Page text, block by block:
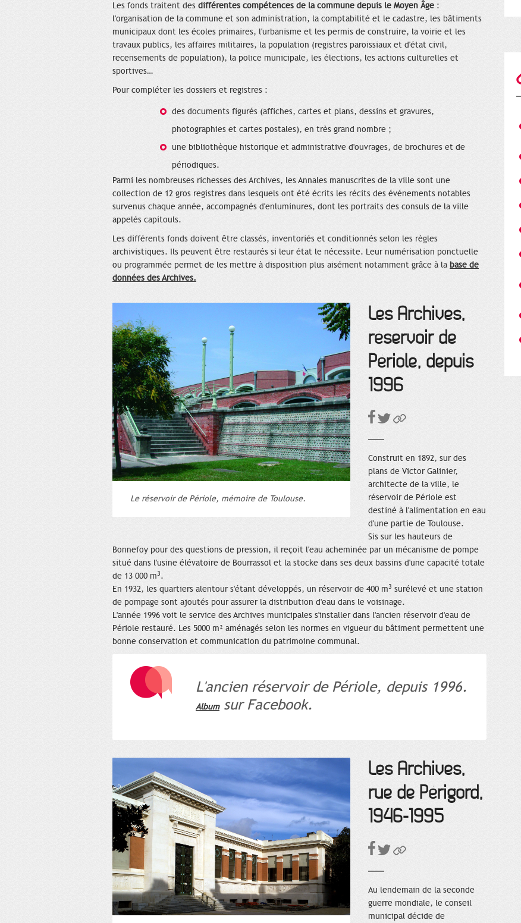
Les fonds traitent des différentes compétences de la commune depuis le Moyen Âge :
l'organisation de la commune et son administration, la comptabilité et le cadastre, les bâtiments
municipaux dont les écoles primaires, l'urbanisme et les permis de construire, la voirie et les
travaux publics, les affaires militaires, la population (registres paroissiaux et d'état civil,
recensements de population), la police municipale, les élections, les actions culturelles et
sportives…
Pour compléter les dossiers et registres :
des documents figurés (affiches, cartes et plans, dessins et gravures,
photographies et cartes postales), en très grand nombre ;
une bibliothèque historique et administrative d'ouvrages, de brochures et de
périodiques.
Parmi les nombreuses richesses des Archives, les Annales manuscrites de la ville sont une
collection de 12 gros registres dans lesquels ont été écrits les récits des événements notables
survenus chaque année, accompagnés d'enluminures, dont les portraits des consuls de la ville
appelés capitouls.
Les différents fonds doivent être classés, inventoriés et conditionnés selon les règles
archivistiques. Ils peuvent être restaurés si leur état le nécessite. Leur numérisation ponctuelle
ou programmée permet de les mettre à disposition plus aisément notamment grâce à la base de
données des Archives.
Le réservoir de Périole, mémoire de Toulouse.
Les Archives,
réservoir de
Périole, depuis
1996
Construit en 1892, sur des
plans de Victor Galinier,
architecte de la ville, le
réservoir de Périole est
destiné à l'alimentation en eau
d'une partie de Toulouse.
Sis sur les hauteurs de
Bonnefoy pour des questions de pression, il reçoit l'eau acheminée par un mécanisme de pompe
situé dans l'usine élévatoire de Bourrassol et la stocke dans ses deux bassins d'une capacité totale
de 13 000 m3.
En 1932, les quartiers alentour s'étant développés, un réservoir de 400 m3 surélevé et une station
de pompage sont ajoutés pour assurer la distribution d'eau dans le voisinage.
L'année 1996 voit le service des Archives municipales s'installer dans l'ancien réservoir d'eau de
Périole restauré. Les 5000 m² aménagés selon les normes en vigueur du bâtiment permettent une
bonne conservation et communication du patrimoine communal.
L'ancien réservoir de Périole, depuis 1996.
Albumsur Facebook.
Les Archives,
rue de Périgord,
1946-1995
Au lendemain de la seconde
guerre mondiale, le conseil
municipal décide de